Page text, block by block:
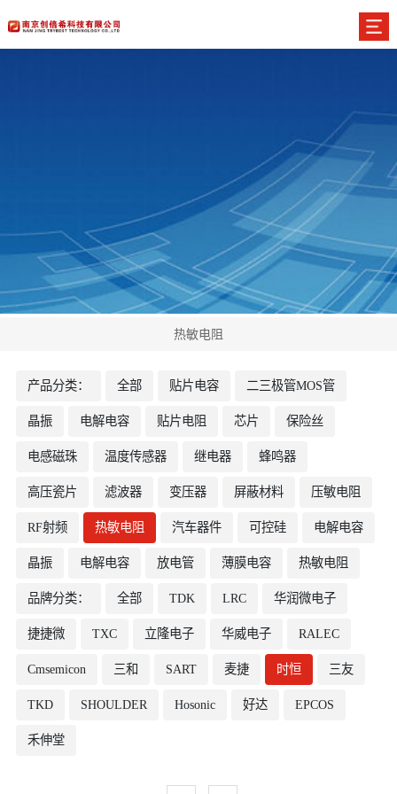
热敏电阻
产品分类： 全部 贴片电容 二三极管MOS管
晶振 电解电容 贴片电阻 芯片 保险丝
电感磁珠 温度传感器 继电器 蜂鸣器
高压瓷片 滤波器 变压器 屏蔽材料 压敏电阻
RF射频 热敏电阻 汽车器件 可控硅 电解电容
晶振 电解电容 放电管 薄膜电容 热敏电阻
品牌分类： 全部 TDK LRC 华润微电子
捷捷微 TXC 立隆电子 华威电子 RALEC
Cmsemicon 三和 SART 麦捷 时恒 三友
TKD SHOULDER Hosonic 好达 EPCOS
禾伸堂